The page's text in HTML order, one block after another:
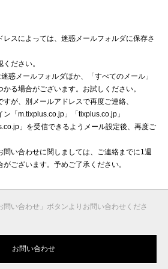
レスによっては、迷惑メールフォルダに保存さ
ださい。
惑メールフォルダほか、「すべてのメール」
る場合がございます。お試しください。
が、別メールアドレスで再度ご連絡、
「m.tixplus.co.jp」「tixplus.co.jp」
」を受信できるようメール設定後、再度ご
い合わせに関しましては、ご連絡までに1週
ございます。予めご了承ください。
問い合わせ」ボタンよりお問い合わせくださ
お問い合わせ